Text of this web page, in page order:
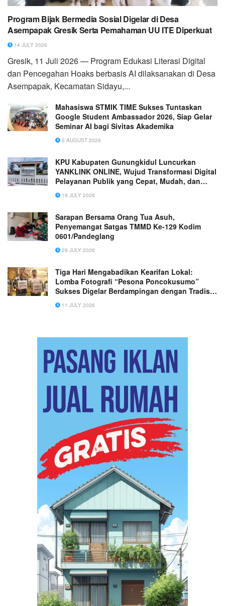
Program Bijak Bermedia Sosial Digelar di Desa
Asempapak Gresik Serta Pemahaman UU ITE Diperkuat
14 JULY 2026
Gresik, 11 Juli 2026 — Program Edukasi Literasi Digital
dan Pencegahan Hoaks berbasis AI dilaksanakan di Desa
Asempapak, Kecamatan Sidayu,...
Mahasiswa STMIK TIME Sukses Tuntaskan
Google Student Ambassador 2026, Siap Gelar
Seminar AI bagi Sivitas Akademika
2 AUGUST 2026
KPU Kabupaten Gunungkidul Luncurkan
YANKLINK ONLINE, Wujud Transformasi Digital
Pelayanan Publik yang Cepat, Mudah, dan
Transparan
19 JULY 2026
Sarapan Bersama Orang Tua Asuh,
Penyemangat Satgas TMMD Ke-129 Kodim
0601/Pandeglang
29 JULY 2026
Tiga Hari Mengabadikan Kearifan Lokal:
Lomba Fotografi “Pesona Poncokusumo”
Sukses Digelar Berdampingan dengan Tradisi
Desa
11 JULY 2026